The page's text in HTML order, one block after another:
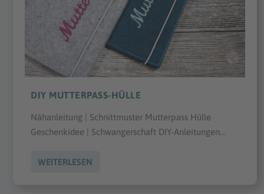
DIY MUTTERPASS-HÜLLE
Nähanleitung | Schnittmuster Mutterpass Hülle
Geschenkidee | Schwangerschaft DIY-Anleitungen...
WEITERLESEN